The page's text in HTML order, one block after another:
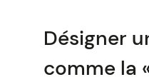
Désigner
comme la